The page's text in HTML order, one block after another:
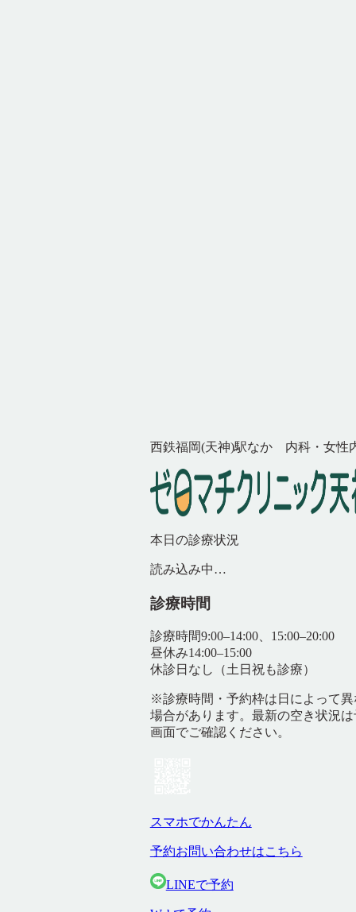
西鉄福岡(天神)駅なか 内科・女性
本日の診療状況
読み込み中…
診療時間
診療時間9:00–14:00、15:00–20:00
昼休み14:00–15:00
休診日 なし（土日祝も診療）
※診療時間・予約枠は日によって異
場合があります。最新の空き状況は
画面でご確認ください。
スマホでかんたん
予約お問い合わせはこちら
LINEで予約